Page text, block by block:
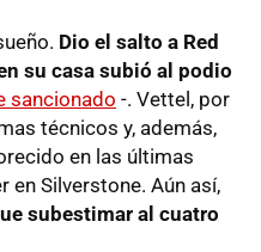
Dio el salto a Red
su casa subió al podio
sancionado -. Vettel, por
técnicos y, además,
en las últimas
en Silverstone. Aún así,
subestimar al cuatro